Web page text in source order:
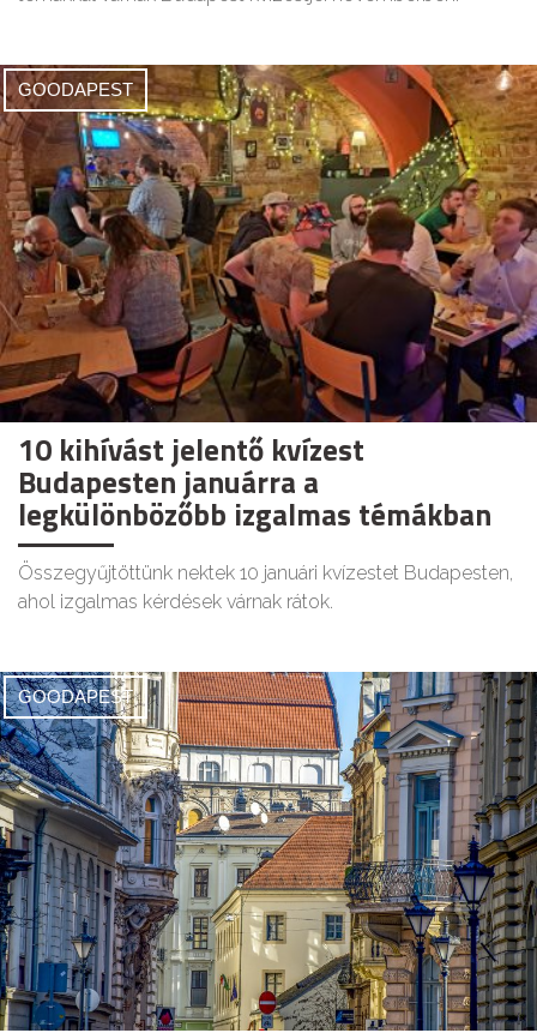
GOODAPEST
10 kihívást jelentő kvízest
Budapesten januárra a
legkülönbözőbb izgalmas témákban
Összegyűjtöttünk nektek 10 januári kvízestet Budapesten,
ahol izgalmas kérdések várnak rátok.
GOODAPEST